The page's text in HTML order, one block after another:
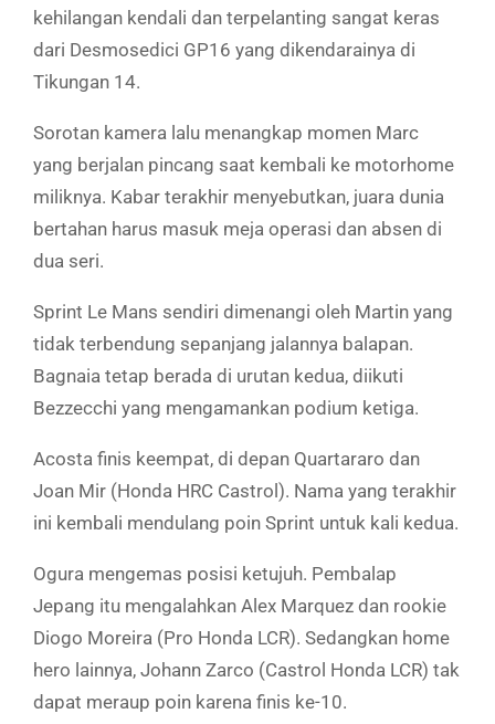
kehilangan kendali dan terpelanting sangat keras
dari Desmosedici GP16 yang dikendarainya di
Tikungan 14.
Sorotan kamera lalu menangkap momen Marc
yang berjalan pincang saat kembali ke motorhome
miliknya. Kabar terakhir menyebutkan, juara dunia
bertahan harus masuk meja operasi dan absen di
dua seri.
Sprint Le Mans sendiri dimenangi oleh Martin yang
tidak terbendung sepanjang jalannya balapan.
Bagnaia tetap berada di urutan kedua, diikuti
Bezzecchi yang mengamankan podium ketiga.
Acosta finis keempat, di depan Quartararo dan
Joan Mir (Honda HRC Castrol). Nama yang terakhir
ini kembali mendulang poin Sprint untuk kali kedua.
Ogura mengemas posisi ketujuh. Pembalap
Jepang itu mengalahkan Alex Marquez dan rookie
Diogo Moreira (Pro Honda LCR). Sedangkan home
hero lainnya, Johann Zarco (Castrol Honda LCR) tak
dapat meraup poin karena finis ke-10.